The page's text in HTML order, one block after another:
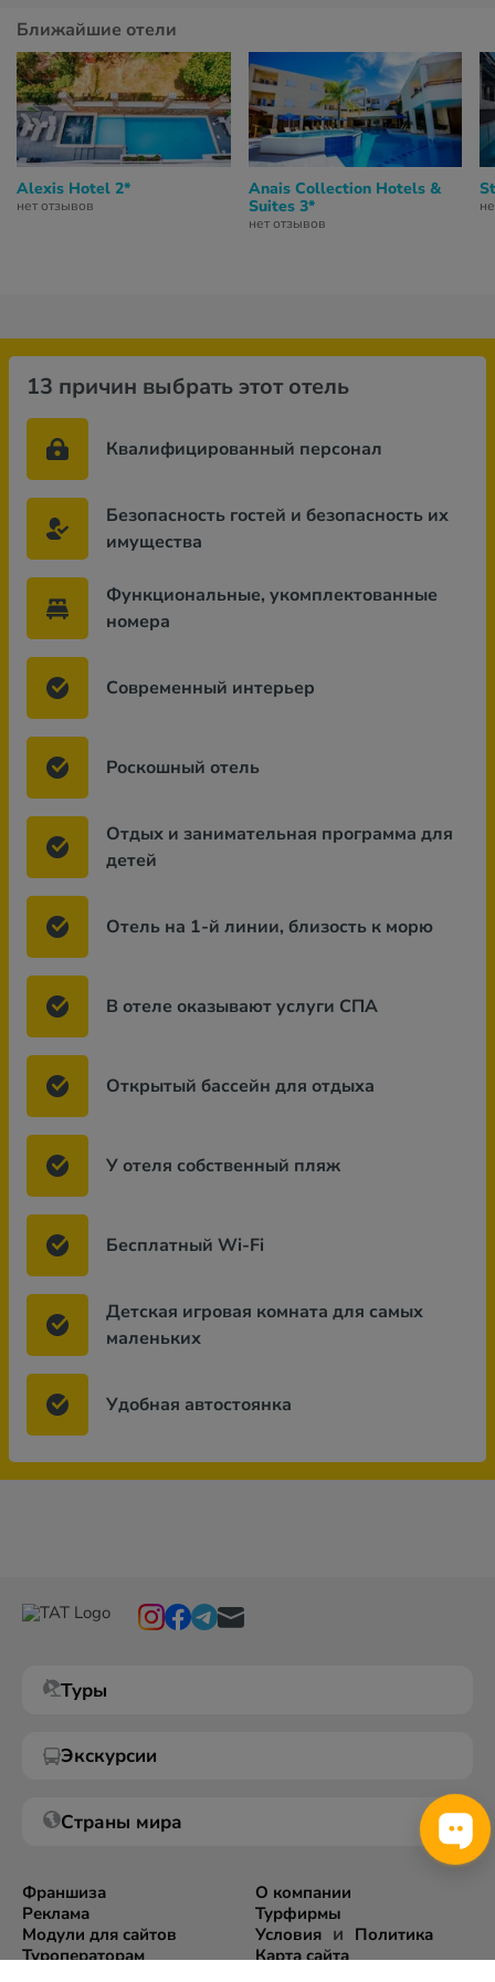
Ближайшие отели
Alexis Hotel 2*
нет отзывов
Anais Collection Hotels &
Suites 3*
нет отзывов
13 причин выбрать этот отель
Квалифицированный персонал
Безопасность гостей и безопасность их
имущества
Функциональные, укомплектованные
номера
Современный интерьер
Роскошный отель
Отдых и занимательная программа для
детей
Отель на 1-й линии, близость к морю
В отеле оказывают услуги СПА
Открытый бассейн для отдыха
У отеля собственный пляж
Бесплатный Wi-Fi
Детская игровая комната для самых
маленьких
Удобная автостоянка
Туры
Экскурсии
Страны мира
Франшиза
Реклама
Модули для сайтов
Туроператорам
О компании
Турфирмы
Условияи Политика
Карта сайта